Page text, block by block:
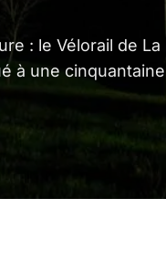
: le Vélorail de La
à une